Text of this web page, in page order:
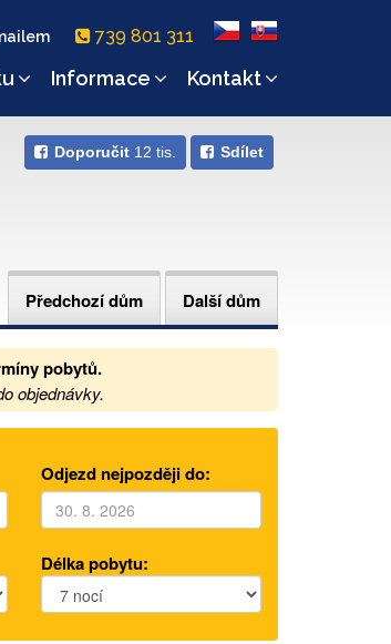
739 801 311
Informace Kontakt
Doporučit 12 tis. Sdílet
Předchozí dům Další dům
pobytů.
objednávky.
Odjezd nejpozději do:
Délka pobytu: